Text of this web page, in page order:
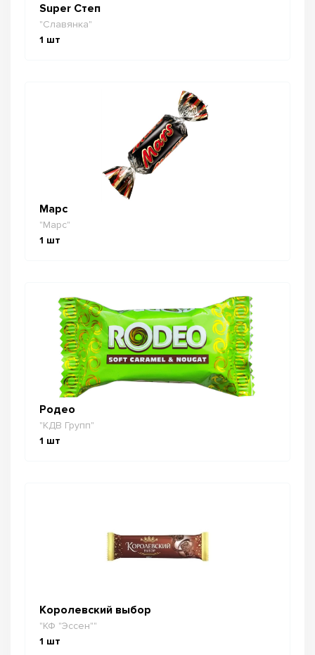
Super Степ
"Славянка"
1 шт
Марс
"Марс"
1 шт
Родео
"КДВ Групп"
1 шт
Королевский выбор
"КФ "Эссен""
1 шт